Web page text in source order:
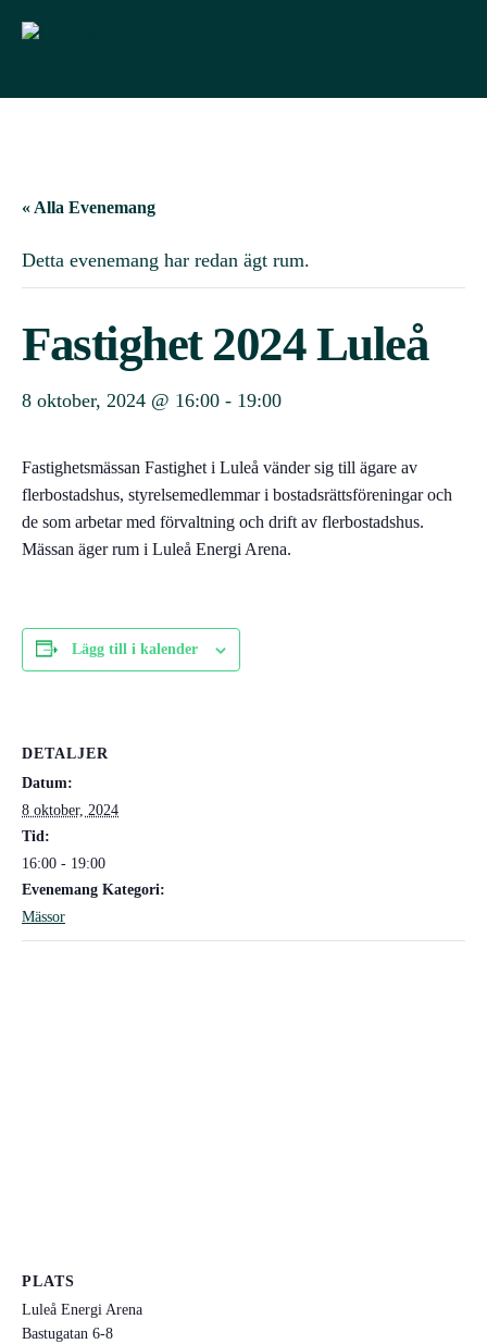
« Alla Evenemang
Detta evenemang har redan ägt rum.
Fastighet 2024 Luleå
8 oktober, 2024 @ 16:00 - 19:00
Fastighetsmässan Fastighet i Luleå vänder sig till ägare av
flerbostadshus, styrelsemedlemmar i bostadsrättsföreningar och
de som arbetar med förvaltning och drift av flerbostadshus.
Mässan äger rum i Luleå Energi Arena.
Lägg till i kalender
DETALJER
Datum:
8 oktober, 2024
Tid:
16:00 - 19:00
Evenemang Kategori:
Mässor
PLATS
Luleå Energi Arena
Bastugatan 6-8